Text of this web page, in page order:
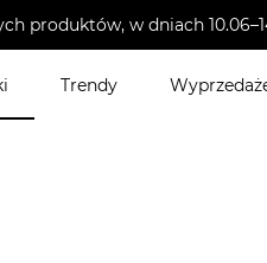
produktów, w dniach
Trendy